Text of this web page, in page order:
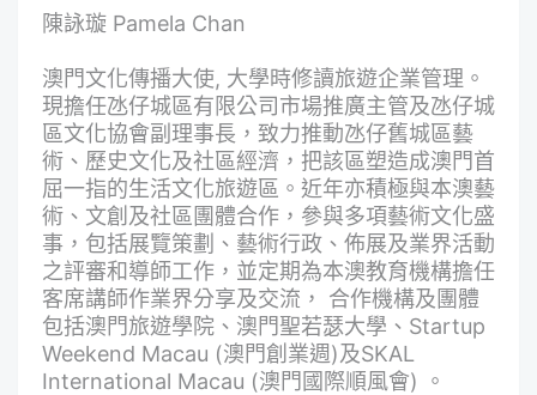
陳詠璇 Pamela Chan
澳門文化傳播大使, 大學時修讀旅遊企業管理。
現擔任氹仔城區有限公司市場推廣主管及氹仔城
區文化協會副理事長，致力推動氹仔舊城區藝
術、歷史文化及社區經濟，把該區塑造成澳門首
屈一指的生活文化旅遊區。近年亦積極與本澳藝
術、文創及社區團體合作，參與多項藝術文化盛
事，包括展覽策劃、藝術行政、佈展及業界活動
之評審和導師工作，並定期為本澳教育機構擔任
客席講師作業界分享及交流， 合作機構及團體
包括澳門旅遊學院、澳門聖若瑟大學、Startup
Weekend Macau (澳門創業週)及SKAL
International Macau (澳門國際順風會) 。